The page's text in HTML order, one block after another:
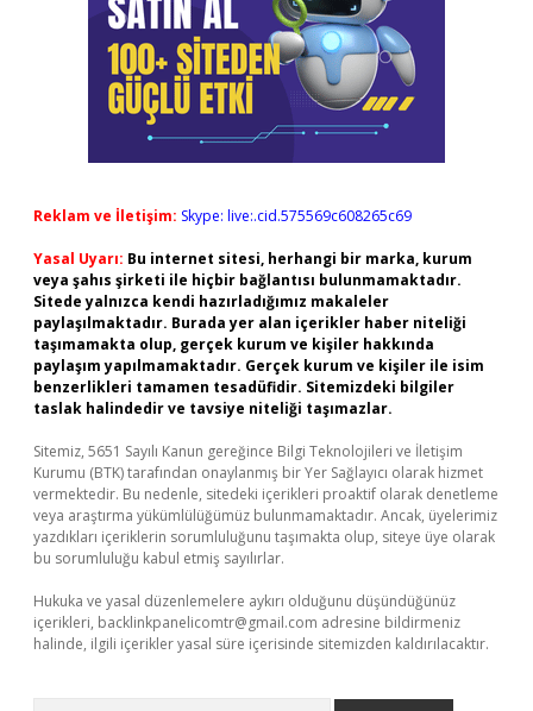
Reklam ve İletişim: Skype: live:.cid.575569c608265c69
Yasal Uyarı: Bu internet sitesi, herhangi bir marka, kurum
veya şahıs şirketi ile hiçbir bağlantısı bulunmamaktadır.
Sitede yalnızca kendi hazırladığımız makaleler
paylaşılmaktadır. Burada yer alan içerikler haber niteliği
taşımamakta olup, gerçek kurum ve kişiler hakkında
paylaşım yapılmamaktadır. Gerçek kurum ve kişiler ile isim
benzerlikleri tamamen tesadüfidir. Sitemizdeki bilgiler
taslak halindedir ve tavsiye niteliği taşımazlar.
Sitemiz, 5651 Sayılı Kanun gereğince Bilgi Teknolojileri ve İletişim
Kurumu (BTK) tarafından onaylanmış bir Yer Sağlayıcı olarak hizmet
vermektedir. Bu nedenle, sitedeki içerikleri proaktif olarak denetleme
veya araştırma yükümlülüğümüz bulunmamaktadır. Ancak, üyelerimiz
yazdıkları içeriklerin sorumluluğunu taşımakta olup, siteye üye olarak
bu sorumluluğu kabul etmiş sayılırlar.
Hukuka ve yasal düzenlemelere aykırı olduğunu düşündüğünüz
içerikleri, backlinkpanelicomtr@gmail.com adresine bildirmeniz
halinde, ilgili içerikler yasal süre içerisinde sitemizden kaldırılacaktır.